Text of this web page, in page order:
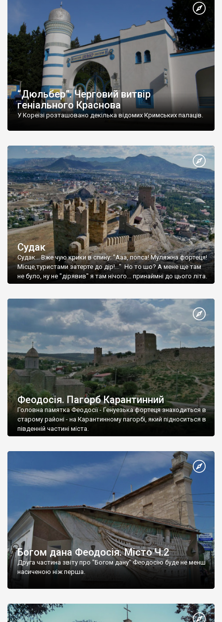
“Дюльбер”. Черговий витвір
геніального Краснова
У Кореїзі розташовано декілька відомих Кримських палаців.
Судак
Судак... Вже чую крики в спину: "Ааа, попса! Муляжна фортеця!
Місце,туристами затерте до дір!..." Но то шо? А мене ще там
не було, ну не "дірявив" я там нічого... принаймні до цього літа.
Феодосія. Пагорб Карантинний
Головна памятка Феодосії - Генуезька фортеця знаходиться в
старому районі - на Карантинному пагорбі, який підноситься в
південній частині міста.
Богом дана Феодосія. Місто Ч.2
Друга частина звіту про "Богом дану" Феодосію буде не менш
насиченою ніж перша.